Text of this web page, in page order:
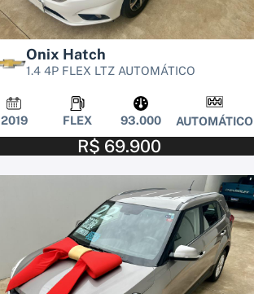
Onix Hatch
1.4 4P FLEX LTZ AUTOMÁTICO
2019 FLEX 93.000 AUTOMÁTICO
R$ 69.900